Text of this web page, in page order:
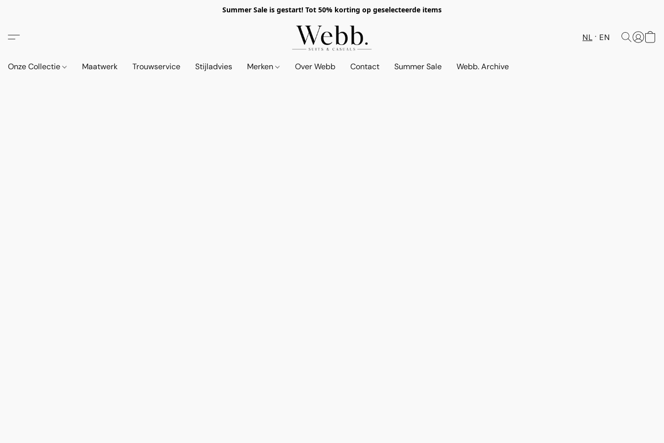
Summer Sale is gestart! Tot 50% korting op geselecteerde items
NL EN
Onze Collectie Maatwerk Trouwservice Stijladvies Merken Over Webb Contact Summer Sale Webb. Archive